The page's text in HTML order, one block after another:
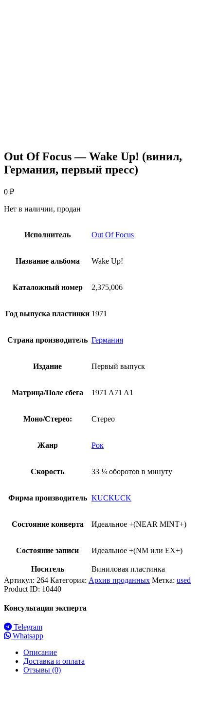
Out Of Focus — Wake Up! (винил,
Германия, первый пресс)
0 ₽
Нет в наличии, продан
Исполнитель Out Of Focus
Название альбома Wake Up!
Каталожный номер 2,375,006
Год выпуска пластинки 1971
Страна производитель Германия
Издание Первый выпуск
Матрица/Поле сбега 1971 A71 A1
Моно/Стерео: Стерео
Жанр Рок
Скорость 33 ⅓ оборотов в минуту
Фирма производитель KUCKUCK
Состояние конверта Идеальное +(NEAR MINT+)
Состояние записи Идеальное +(NM или EX+)
Носитель
Виниловая пластинка
Артикул: 264 Категория: Архив проданных Метка: used
Product ID: 10440
Консультация эксперта
Telegram
Whatsapp
Описание
Доставка и оплата
Отзывы (0)